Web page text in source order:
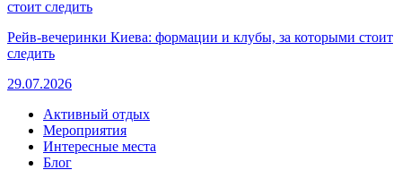
Рейв-вечеринки Киева: формации и клубы, за которыми стоит
следить
29.07.2026
Активный отдых
Мероприятия
Интересные места
Блог